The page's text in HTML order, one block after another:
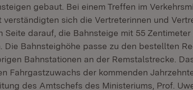
gebaut. Bei einem Treffen im
verständigten sich die Vertreterinnen und
Seite darauf, die Bahnsteige mit 55
Die Bahnsteighöhe passe zu den bestellten
Bahnstationen an der Remstalstrecke.
Fahrgastzuwachs der kommenden
des Amtschefs des Ministeriums, Prof.